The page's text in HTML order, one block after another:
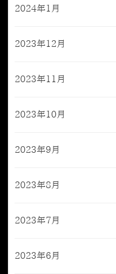
2024年1月
2023年12月
2023年11月
2023年10月
2023年9月
2023年8月
2023年7月
2023年6月